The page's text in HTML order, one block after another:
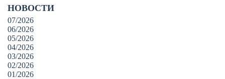
НОВОСТИ
07/2026
06/2026
05/2026
04/2026
03/2026
02/2026
01/2026